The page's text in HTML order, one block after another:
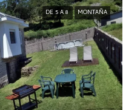
DE 5 A 8 MONTAÑA